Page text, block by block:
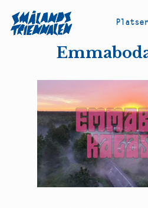
Platser